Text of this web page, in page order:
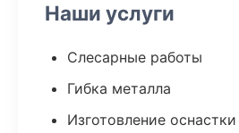
Наши услуги
Слесарные работы
Гибка металла
Изготовление оснастки